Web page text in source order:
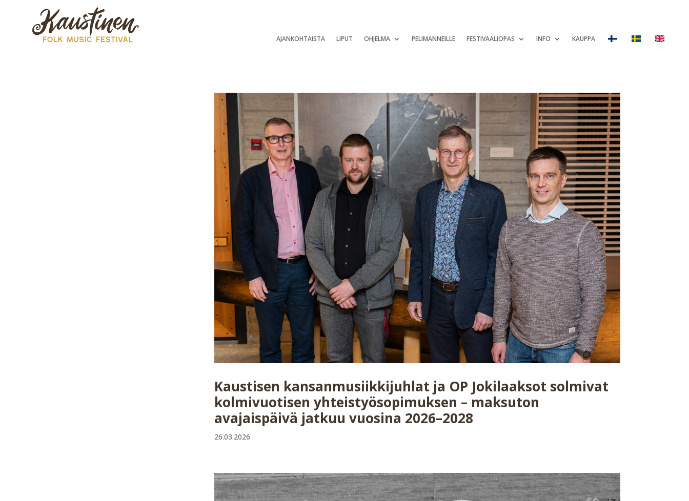
AJANKOHTAISTA LIPUT OHJELMA PELIMANNEILLE FESTIVAALIOPAS INFO KAUPPA
Kaustisen kansanmusiikkijuhlat ja OP Jokilaaksot solmivat
kolmivuotisen yhteistyösopimuksen – maksuton
avajaispäivä jatkuu vuosina 2026–2028
26.03.2026